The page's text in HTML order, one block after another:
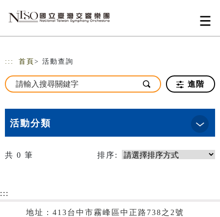
::: 首頁 > 活動查詢
進階
活動分類
共 0 筆 排序:
:::
地址：413台中市霧峰區中正路738之2號